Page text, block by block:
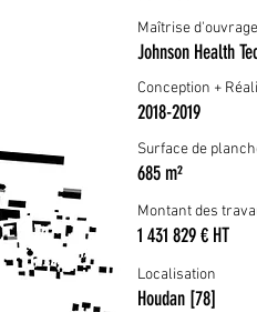
Maîtrise d'ouvrage
Johnson Health
Conception +
2018-2019
Surface de
685 m²
Montant des
1 431 829 € HT
Localisation
Houdan [78]